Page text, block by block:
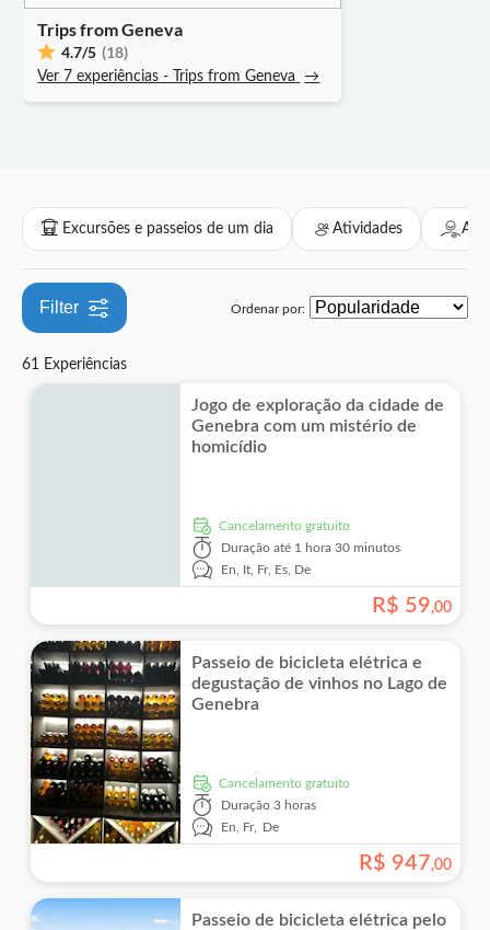
Trips from Geneva
4.7/5 (18)
Ver 7 experiências - Trips from Geneva →
Grupo pequeno
Museus e galerias de arte
Folclore
Gastronomia
Bebidas e degustações
BarcosHop-on hop-off
Ao ar livre
Natureza
Atividades aéreas
Passes turísticos
Museus
Transfers
Transfers privados
Excursões e passeios de um dia Atividades
Filter Ordenar por:
61 Experiências
Jogo de exploração da cidade de
Genebra com um mistério de
homicídio
Cancelamento gratuito
Duração até 1 hora 30 minutos
En, It, Fr, Es, De
R$ 59,00
Passeio de bicicleta elétrica e
degustação de vinhos no Lago de
Genebra
Cancelamento gratuito
Duração 3 horas
En, Fr, De
R$ 947,00
Passeio de bicicleta elétrica pelo